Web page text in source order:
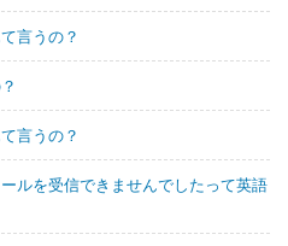
言うの？
言うの？
ルを受信できませんでしたって英語